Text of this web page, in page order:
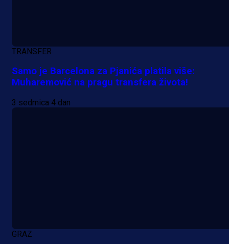
A Selekcija
TRANSFER
Samo je Barcelona za Pjanića platila više:
Muharemović na pragu transfera života!
3 sedmica 4 dan
GRAZ